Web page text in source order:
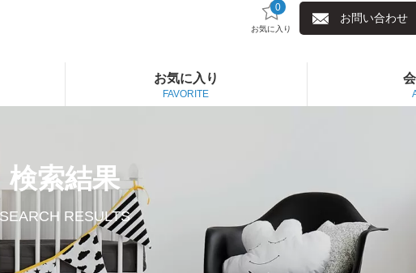
0
お気に入り
お問い合わせ
お気に入り
FAVORITE
検索結果
SEARCH RESULTS